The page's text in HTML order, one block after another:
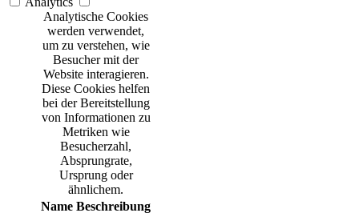
Analytische Cookies
werden verwendet,
um zu verstehen, wie
Besucher mit der
Website interagieren.
Diese Cookies helfen
bei der Bereitstellung
von Informationen zu
Metriken wie
Besucherzahl,
Absprungrate,
Ursprung oder
ähnlichem.
Name Beschreibung